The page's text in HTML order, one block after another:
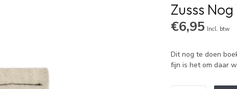
Zusss
€6,95 Incl. btw
Dit nog te doen
fijn is het om daar